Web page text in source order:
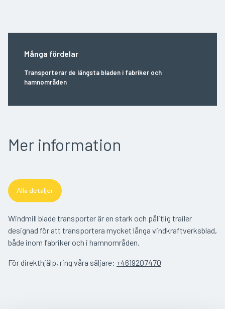
Många fördelar
Transporterar de längsta bladen i fabriker och
hamnområden
Mer information
Alla detaljer
Windmill blade transporter är en stark och pålitlig trailer
designad för att transportera mycket långa vindkraftverksblad,
både inom fabriker och i hamnområden.
För direkthjälp, ring våra säljare: +4619207470